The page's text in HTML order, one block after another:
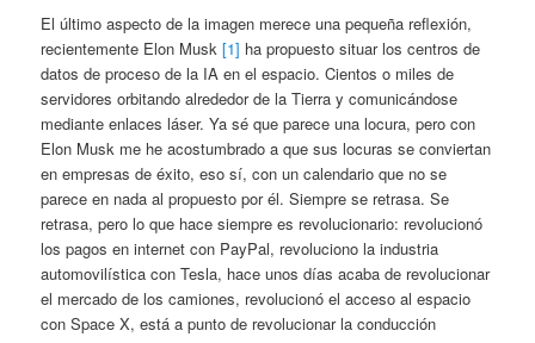
El último aspecto de la imagen merece una pequeña reflexión,
recientemente Elon Musk[1] ha propuesto situar los centros de
datos de proceso de la IA en el espacio. Cientos o miles de
servidores orbitando alrededor de la Tierra y comunicándose
mediante enlaces láser. Ya sé que parece una locura, pero con
Elon Musk me he acostumbrado a que sus locuras se conviertan
en empresas de éxito, eso sí, con un calendario que no se
parece en nada al propuesto por él. Siempre se retrasa. Se
retrasa, pero lo que hace siempre es revolucionario: revolucionó
los pagos en internet con PayPal, revoluciono la industria
automovilística con Tesla, hace unos días acaba de revolucionar
el mercado de los camiones, revolucionó el acceso al espacio
con Space X, está a punto de revolucionar la conducción